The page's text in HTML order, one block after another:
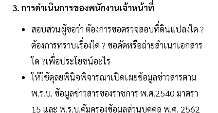
3. การดำเนินการของพนักงานเจ้าหน้าที่
สอบสวนผู้ขอว่า ต้องการขอตรวจสอบที่ดินแปลงใด ?
ต้องการทราบเรื่องใด ? ขอคัดหรือถ่ายสำเนาเอกสาร
ใด ?เพื่อประโยชน์อะไร
ให้ใช้ดุลยพินิจพิจารณาเปิดเผยข้อมูลข่าวสารตาม
พ.ร.บ. ข้อมูลข่าวสารของราชการ พ.ศ.2540 มาตรา
15 และ พ.ร.บ.คุ้มครองข้อมูลส่วนบุคคล พ.ศ. 2562